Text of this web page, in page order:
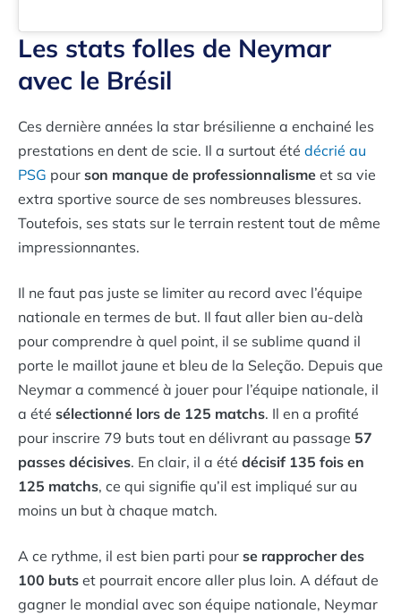
Les stats folles de Neymar
avec le Brésil
Ces dernière années la star brésilienne a enchainé les
prestations en dent de scie. Il a surtout été décrié au
PSG pour son manque de professionnalisme et sa vie
extra sportive source de ses nombreuses blessures.
Toutefois, ses stats sur le terrain restent tout de même
impressionnantes.
Il ne faut pas juste se limiter au record avec l’équipe
nationale en termes de but. Il faut aller bien au-delà
pour comprendre à quel point, il se sublime quand il
porte le maillot jaune et bleu de la Seleção. Depuis que
Neymar a commencé à jouer pour l’équipe nationale, il
a été sélectionné lors de 125 matchs. Il en a profité
pour inscrire 79 buts tout en délivrant au passage 57
passes décisives. En clair, il a été décisif 135 fois en
125 matchs, ce qui signifie qu’il est impliqué sur au
moins un but à chaque match.
A ce rythme, il est bien parti pour se rapprocher des
100 buts et pourrait encore aller plus loin. A défaut de
gagner le mondial avec son équipe nationale, Neymar